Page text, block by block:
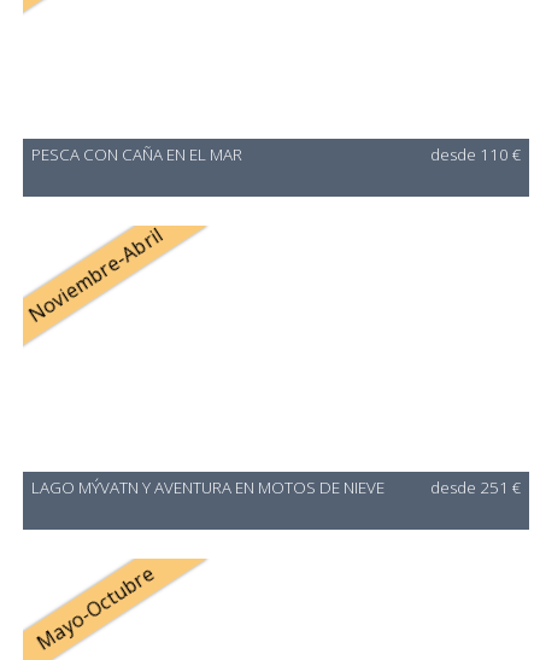
PESCA CON CAÑA EN EL MAR desde 110 €
Noviembre-Abril
LAGO MÝVATN Y AVENTURA EN MOTOS DE NIEVE desde 251 €
Mayo-Octubre